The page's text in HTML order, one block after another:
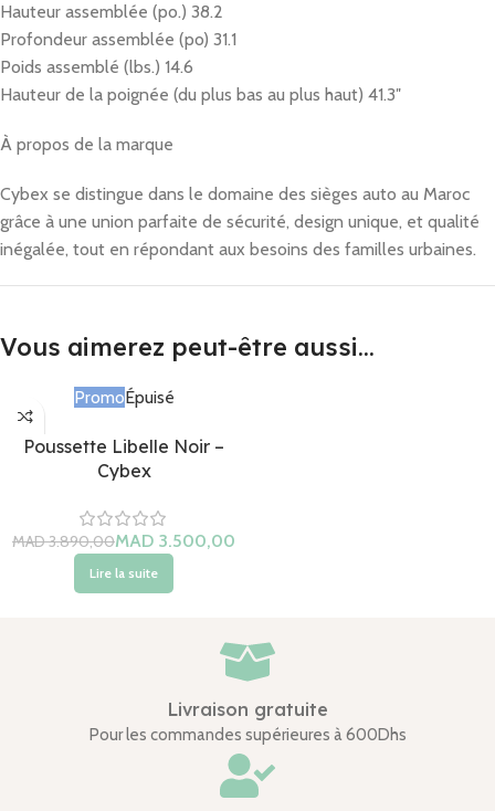
Hauteur assemblée (po.) 38.2
Profondeur assemblée (po) 31.1
Poids assemblé (lbs.) 14.6
Hauteur de la poignée (du plus bas au plus haut) 41.3″
À propos de la marque
Cybex se distingue dans le domaine des sièges auto au Maroc
grâce à une union parfaite de sécurité, design unique, et qualité
inégalée, tout en répondant aux besoins des familles urbaines.
Vous aimerez peut-être aussi…
PromoÉpuisé
Poussette Libelle Noir –
Cybex
MAD MAD
Lire la suite
Livraison gratuite
Pour les commandes supérieures à 600Dhs